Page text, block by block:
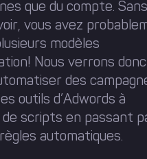
que du compte. Sans
vous avez
modèles
Nous verrons donc
des
outils d’Adwords à
de scripts en passant
automatiques.